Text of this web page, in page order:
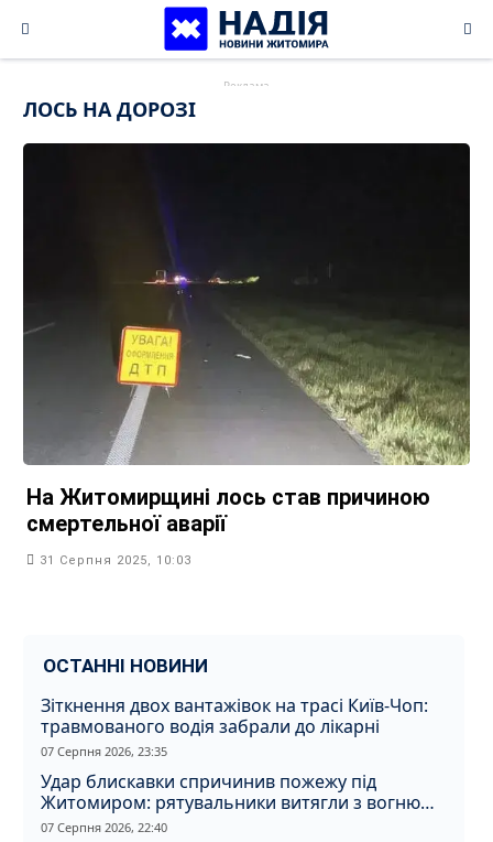
content
ЛОСЬ НА ДОРОЗІ
На Житомирщині лось став причиною
смертельної аварії
31 Серпня 2025, 10:03
ОСТАННІ НОВИНИ
Зіткнення двох вантажівок на трасі Київ-Чоп:
травмованого водія забрали до лікарні
07 Серпня 2026, 23:35
Удар блискавки спричинив пожежу під
Житомиром: рятувальники витягли з вогню
кота
07 Серпня 2026, 22:40